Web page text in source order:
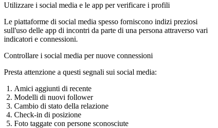
Utilizzare i social media e le app per verificare i profili
Le piattaforme di social media spesso forniscono indizi preziosi
sull'uso delle app di incontri da parte di una persona attraverso vari
indicatori e connessioni.
Controllare i social media per nuove connessioni
Presta attenzione a questi segnali sui social media:
Amici aggiunti di recente
Modelli di nuovi follower
Cambio di stato della relazione
Check-in di posizione
Foto taggate con persone sconosciute